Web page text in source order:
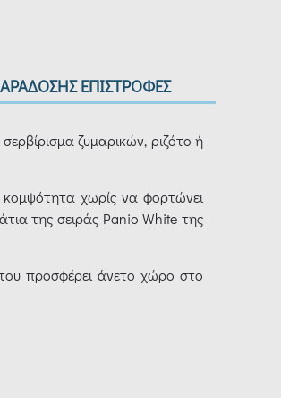
ΕΠΙΣΤΡΟΦΕΣ
ζυμαρικών, ριζότο ή
κομψότητα χωρίς να φορτώνει
της σειράς Panio White της
προσφέρει άνετο χώρο στο